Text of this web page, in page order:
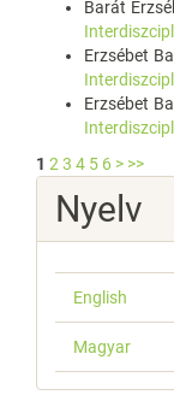
Barát
Erzsébet
Erzsébet
1 2 3 4 5 6 > >>
Nyelv
English
Magyar